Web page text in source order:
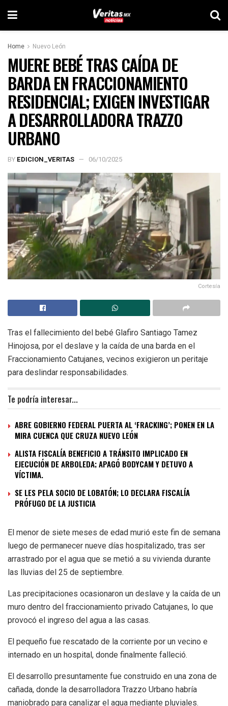
Home Nuevo León
MUERE BEBÉ TRAS CAÍDA DE
BARDA EN FRACCIONAMIENTO
RESIDENCIAL; EXIGEN INVESTIGAR
A DESARROLLADORA TRAZZO
URBANO
BY EDICION_VERITAS 06/10/2025
Cortesía
Tras el fallecimiento del bebé Glafiro Santiago Tamez
Hinojosa, por el deslave y la caída de una barda en el
Fraccionamiento Catujanes, vecinos exigieron un peritaje
para deslindar responsabilidades.
Te podría interesar...
ABRE GOBIERNO FEDERAL PUERTA AL ‘FRACKING’; PONEN EN LA
MIRA CUENCA QUE CRUZA NUEVO LEÓN
ALISTA FISCALÍA BENEFICIO A TRÁNSITO IMPLICADO EN
EJECUCIÓN DE ARBOLEDA; APAGÓ BODYCAM Y DETUVO A
VÍCTIMA.
SE LES PELA SOCIO DE LOBATÓN; LO DECLARA FISCALÍA
PRÓFUGO DE LA JUSTICIA
El menor de siete meses de edad murió este fin de semana
luego de permanecer nueve días hospitalizado, tras ser
arrastrado por el agua que se metió a su vivienda durante
las lluvias del 25 de septiembre.
Las precipitaciones ocasionaron un deslave y la caída de un
muro dentro del fraccionamiento privado Catujanes, lo que
provocó el ingreso del agua a las casas.
El pequeño fue rescatado de la corriente por un vecino e
internado en un hospital, donde finalmente falleció.
El desarrollo presuntamente fue construido en una zona de
cañada, donde la desarrolladora Trazzo Urbano habría
maniobrado para canalizar el agua mediante pluviales.